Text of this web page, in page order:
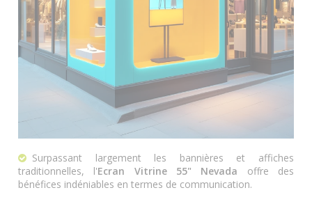
Surpassant largement les bannières et affiches
traditionnelles, l'Ecran Vitrine 55" Nevada offre des
bénéfices indéniables en termes de communication.